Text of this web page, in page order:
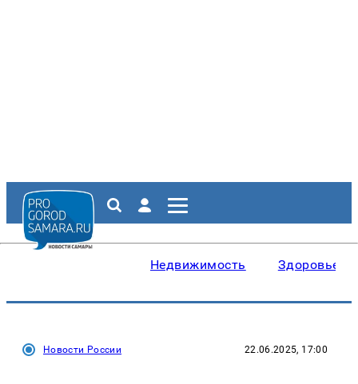
Недвижимость Здоровье
Новости России 22.06.2025, 17:00